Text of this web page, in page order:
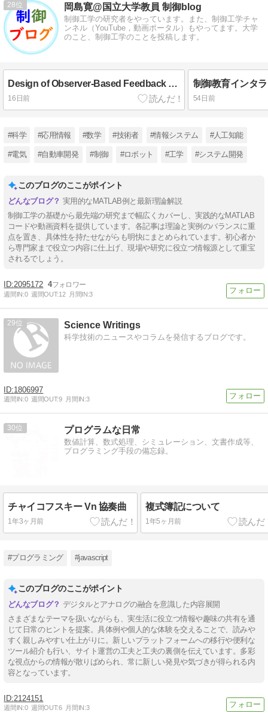
28 岡島寛@国立大学教員 制御blog
制御工学の研究者をやっています。また、制御工学チャ
ンネル（YouTube，動画ポータル）もやってます。大学
のこと、制御工学のことを投稿します。
Design of Observer-Based Feedback Controller for Multi-Rate Systems With Various Sampling Periods Using Cyclic Reformulation
16日前
制御教育インタ
54日前
#科学 #応用情報 #数学 #技術者 #情報システム #人工知能
#電気 #自動車開発 #制御 #ロボット #工学 #システム開発
このブログのここがポイント
実用的なMATLAB例と最新理論解説
制御工学の基礎から最先端の研究まで幅広くカバーし、実践的なMATLAB
コードや動画資料を提供しています。各記事は理論と実例のバランスに重
点を置き、具体性を持たせながらも明快にまとめられています。初心者か
ら専門家まで役立つ内容に仕上げ、現場や研究に役立つ情報源として重宝
されるでしょう。
2095172 4
週間IN:0 週間OUT:12 月間IN:3
29 Science Writings
科学技術のニュースやコラムを発信するブログです。
1806997
週間IN:0 週間OUT:9 月間IN:3
30 プログラムな日常
数値計算、数式処理、シミュレーション、文書作成等、
プログラミング手段の備忘録。
チャイコフスキー Vn 協奏曲
1年3ヶ月前
複式簿記について
1年5ヶ月前
#プログラミング #javascript
このブログのここがポイント
デジタルとアナログの融合を意識した内容展開
さまざまなテーマを扱いながらも、実生活に役立つ情報や趣味の共有を通
じて日常のヒントを提案。具体例や個人的な体験を交えることで、読みや
すく親しみやすい仕上がりに。新しいプラットフォームへの移行や便利な
ツール紹介も行い、サイト運営の工夫と工夫の裏側を伝えています。多彩
な視点からの情報が散りばめられ、常に新しい発見や気づきが得られる内
容となっています。
2124151
週間IN:0 週間OUT:6 月間IN:3